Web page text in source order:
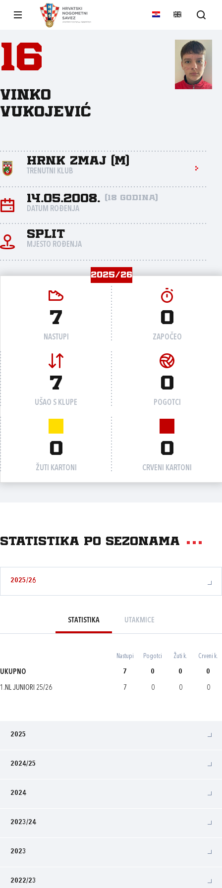
16
Vinko
Vukojević
HRNK Zmaj (M)
TRENUTNI KLUB
14.05.2008. (18 godina)
DATUM ROĐENJA
Split
MJESTO ROĐENJA
2025/26
7
NASTUPI
0
ZAPOČEO
7
UŠAO S KLUPE
0
POGOTCI
0
ŽUTI KARTONI
0
CRVENI KARTONI
Statistika po sezonama
2025/26
STATISTIKA UTAKMICE
Nastupi Pogotci Žuti k. Crveni k.
UKUPNO 7 0 0 0
1.NL JUNIORI 25/26 7 0 0 0
2025
2024/25
2024
2023/24
2023
2022/23